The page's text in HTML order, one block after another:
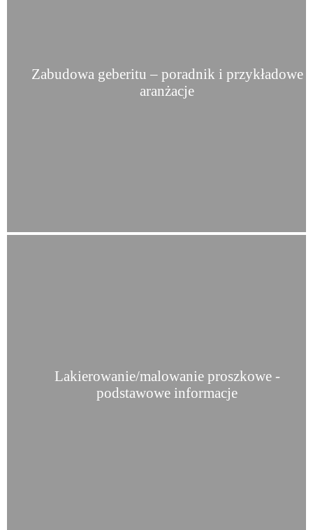
Zabudowa geberitu – poradnik i przykładowe
aranżacje
Lakierowanie/malowanie proszkowe -
podstawowe informacje